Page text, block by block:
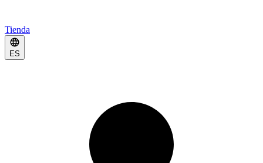
Tienda
ES